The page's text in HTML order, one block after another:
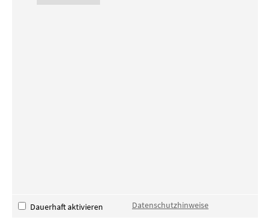
Dauerhaft aktivieren Datenschutzhinweise